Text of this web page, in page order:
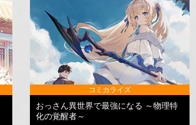
コミカライズ
おっさん異世界で最強になる ～物理特
化の覚醒者～